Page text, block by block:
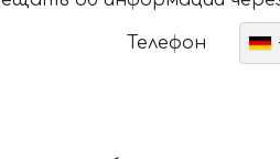
Телефон